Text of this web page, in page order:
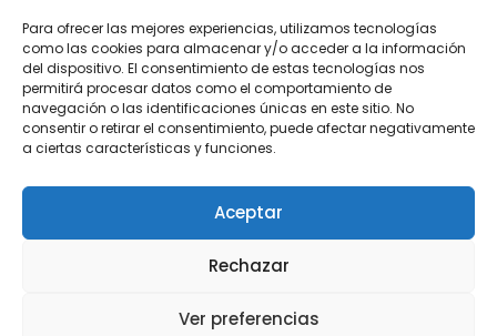
Para ofrecer las mejores experiencias, utilizamos tecnologías
como las cookies para almacenar y/o acceder a la información
del dispositivo. El consentimiento de estas tecnologías nos
permitirá procesar datos como el comportamiento de
navegación o las identificaciones únicas en este sitio. No
consentir o retirar el consentimiento, puede afectar negativamente
a ciertas características y funciones.
Aceptar
Rechazar
Ver preferencias
Avenida Galileo Galilei, 12
15.008 · A Coruña · España
Teléfono:881.069.303
WhatsApp:616.897.466
Cookies